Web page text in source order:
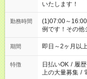
いたします！
勤務時間
(1)07:00～16:00
例です！その他
期間 即日～2ヶ月以
特徴 日払いOK / 履
上の大量募集 /